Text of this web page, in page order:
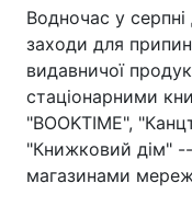
Водночас у
заходи для
видавничої
стаціонарними
"BOOKTIME",
"Книжковий дім"
магазинами